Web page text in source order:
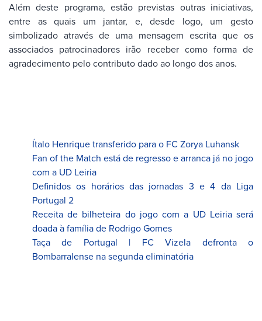
Além deste programa, estão previstas outras iniciativas,
entre as quais um jantar, e, desde logo, um gesto
simbolizado através de uma mensagem escrita que os
associados patrocinadores irão receber como forma de
agradecimento pelo contributo dado ao longo dos anos.
Ítalo Henrique transferido para o FC Zorya Luhansk
Fan of the Match está de regresso e arranca já no jogo
com a UD Leiria
Definidos os horários das jornadas 3 e 4 da Liga
Portugal 2
Receita de bilheteira do jogo com a UD Leiria será
doada à família de Rodrigo Gomes
Taça de Portugal | FC Vizela defronta o
Bombarralense na segunda eliminatória